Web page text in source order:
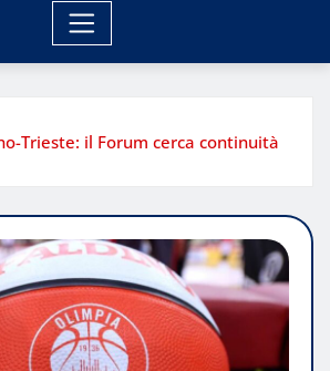
Trieste: il Forum cerca continuità